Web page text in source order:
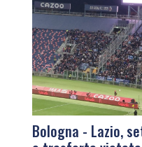
Bologna - Lazio,